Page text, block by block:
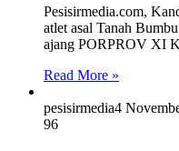
Pesisirmedia.com,
atlet asal Tanah
ajang PORPROV XI
Read More »
pesisirmedia4
96